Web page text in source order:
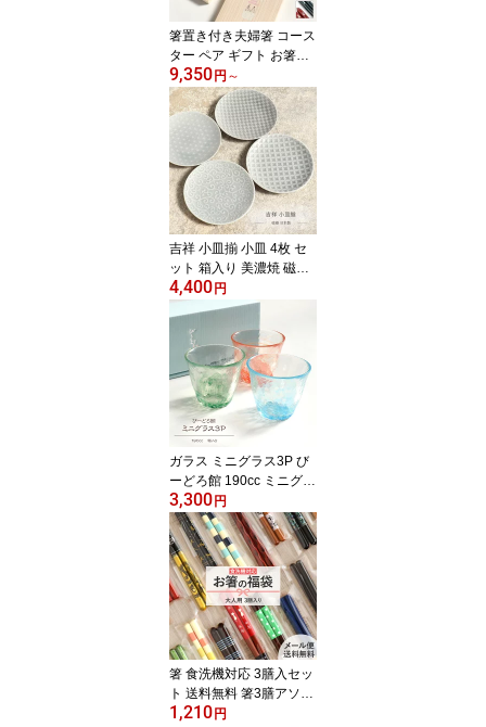
箸置き付き夫婦箸 コース
ター ペア ギフト お箸で
伝えるHappy Wedding
小風呂敷ラッピング 夫婦
箸とペアコースター3種×
小風呂敷4種から選べま
す 結婚祝い ギフトセッ
ト 箸 箸置き付き 兵左衛
門 木のコースター 日本
製 捨てないラッピング
桐箱入り プレゼント お
しゃれ
9,350 円 ～
吉祥 小皿揃 小皿 4枚 セ
ット 箱入り 美濃焼 磁器
日本製 電子レンジ 食洗
機 対応 豆皿 ミニプレー
ト 醤油皿 香の物 薬味 塩
砂糖 菓子 焼き物 モダン
おしゃれ かわいい ティ
ータイム お茶会 贈り物
ギフト プレゼント 箱入
り 有限会社山勝美濃陶苑
【Frap50】
4,400 円
ガラス ミニグラス3P び
ーどろ館 190cc ミニグラ
ス セット グラス 水色 緑
オレンジ 父の日 母の日
敬老 誕生日 ギフト 贈り
物 プレゼント かわいい
おしゃれ 上品 コップ び
いどろ ビードロ お祝い
新築 結婚 引き出物 記念
日 Frap68
3,300 円
箸 食洗機対応 3膳入セッ
ト 送料無料 箸3膳アソー
トセット 日本製 セット
1,210 円